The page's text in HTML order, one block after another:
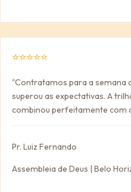
⭐⭐⭐⭐⭐
"Contratamos para a semana
superou as expectativas. A
combinou perfeitamente com
Pr. Luiz Fernando
Assembleia de Deus | Belo